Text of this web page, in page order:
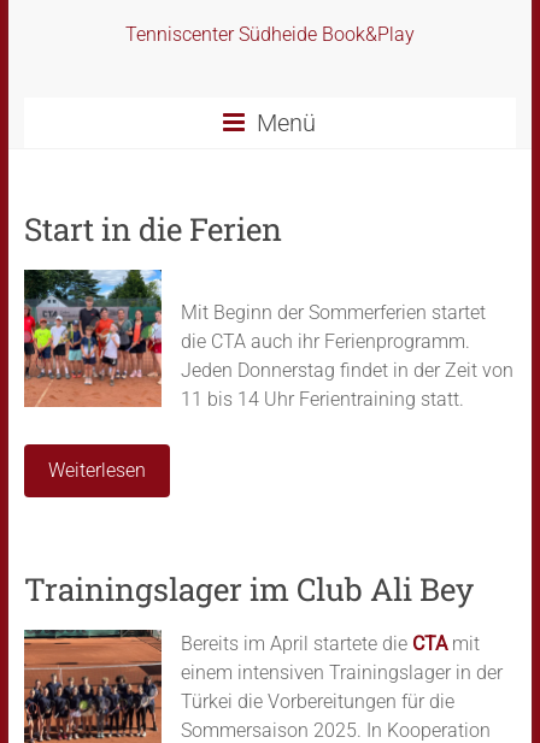
Tenniscenter Südheide Book&Play
Menü
Start in die Ferien
Mit Beginn der Sommerferien startet
die CTA auch ihr Ferienprogramm.
Jeden Donnerstag findet in der Zeit von
11 bis 14 Uhr Ferientraining statt.
Weiterlesen
Trainingslager im Club Ali Bey
Bereits im April startete die CTAmit
einem intensiven Trainingslager in der
Türkei die Vorbereitungen für die
Sommersaison 2025. In Kooperation